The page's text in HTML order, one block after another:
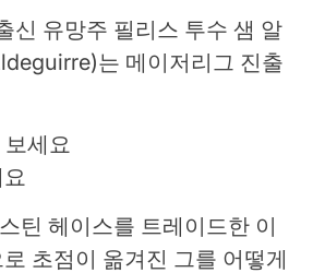
신 유망주 필리스 투수 샘 알
는 메이저리그 진출
틴 헤이스를 트레이드한 이
초점이 옮겨진 그를 어떻게